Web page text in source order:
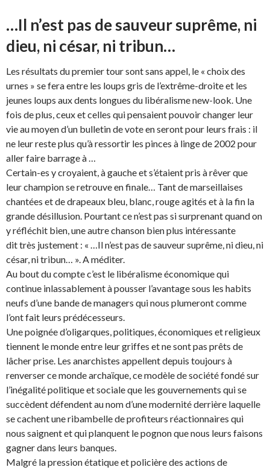
…Il n’est pas de sauveur suprême, ni
dieu, ni césar, ni tribun…
Les résultats du premier tour sont sans appel, le « choix des
urnes » se fera entre les loups gris de l’extrême-droite et les
jeunes loups aux dents longues du libéralisme new-look. Une
fois de plus, ceux et celles qui pensaient pouvoir changer leur
vie au moyen d’un bulletin de vote en seront pour leurs frais : il
ne leur reste plus qu’à ressortir les pinces à linge de 2002 pour
aller faire barrage à …
Certain-es y croyaient, à gauche et s’étaient pris à rêver que
leur champion se retrouve en finale… Tant de marseillaises
chantées et de drapeaux bleu, blanc, rouge agités et à la fin la
grande désillusion. Pourtant ce n’est pas si surprenant quand on
y réfléchit bien, une autre chanson bien plus intéressante
dit très justement : « …Il n’est pas de sauveur suprême, ni dieu, ni
césar, ni tribun… ». A méditer.
Au bout du compte c’est le libéralisme économique qui
continue inlassablement à pousser l’avantage sous les habits
neufs d’une bande de managers qui nous plumeront comme
l’ont fait leurs prédécesseurs.
Une poignée d’oligarques, politiques, économiques et religieux
tiennent le monde entre leur griffes et ne sont pas prêts de
lâcher prise. Les anarchistes appellent depuis toujours à
renverser ce monde archaïque, ce modèle de société fondé sur
l’inégalité politique et sociale que les gouvernements qui se
succèdent défendent au nom d’une modernité derrière laquelle
se cachent une ribambelle de profiteurs réactionnaires qui
nous saignent et qui planquent le pognon que nous leurs faisons
gagner dans leurs banques.
Malgré la pression étatique et policière des actions de